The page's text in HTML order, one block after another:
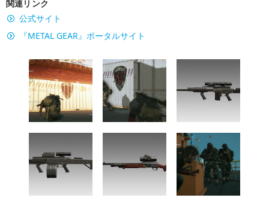
関連リンク
公式サイト
『METAL GEAR』ポータルサイト